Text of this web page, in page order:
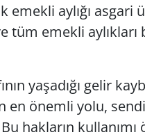
emekli aylığı asgari
tüm emekli aylıkları
yaşadığı gelir
en önemli yolu,
Bu hakların